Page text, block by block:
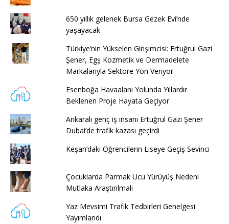
650 yıllık gelenek Bursa Gezek Evi’nde
yaşayacak
Türkiye’nin Yükselen Girişimcisi: Ertuğrul Gazi
Şener, Egş Kozmetik ve Dermadelete
Markalarıyla Sektöre Yön Veriyor
Esenboğa Havaalanı Yolunda Yıllardır
Beklenen Proje Hayata Geçiyor
Ankaralı genç iş insanı Ertuğrul Gazi Şener
Dubai’de trafik kazası geçirdi
Keşan’daki Öğrencilerin Liseye Geçiş Sevinci
Çocuklarda Parmak Ucu Yürüyüş Nedeni
Mutlaka Araştırılmalı
Yaz Mevsimi Trafik Tedbirleri Genelgesi
Yayımlandı